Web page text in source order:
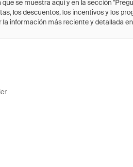
se muestra aquí y en la sección
los descuentos, los incentivos y los
información más reciente y detallada